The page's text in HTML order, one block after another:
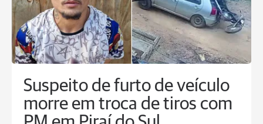
Suspeito de furto de veículo
morre em troca de tiros com